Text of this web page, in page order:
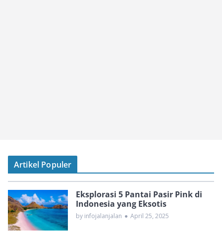
Artikel Populer
Eksplorasi 5 Pantai Pasir Pink di
Indonesia yang Eksotis
by infojalanjalan ● April 25, 2025